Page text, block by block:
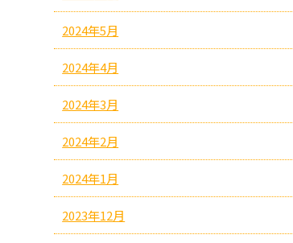
2024年5月
2024年4月
2024年3月
2024年2月
2024年1月
2023年12月